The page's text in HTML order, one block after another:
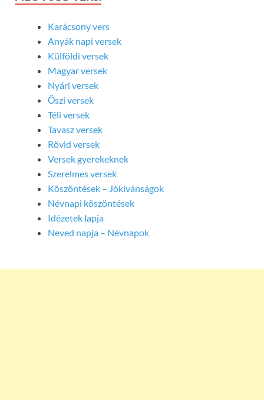
Karácsony vers
Anyák napi versek
Külföldi versek
Magyar versek
Nyári versek
Őszi versek
Téli versek
Tavasz versek
Rövid versek
Versek gyerekeknek
Szerelmes versek
Köszöntések – Jókívánságok
Névnapi köszöntések
Idézetek lapja
Neved napja – Névnapok